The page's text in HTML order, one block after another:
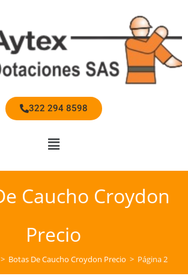
322 294 8598
Caucho Croydon
Precio
> Botas De Caucho Croydon Precio > Página 2